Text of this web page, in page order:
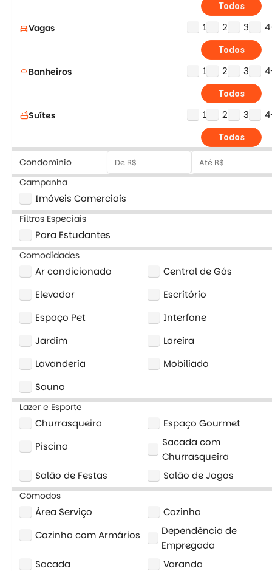
Todos
directions_carVagas 1 2 3
Todos
shower Banheiros 1 2 3
Todos
bathtubSuítes 1 2 3
Todos
Condomínio
Campanha
Imóveis Comerciais
Filtros Especiais
Para Estudantes
Comodidades
Ar condicionado
Central de Gás
Elevador
Escritório
Espaço Pet
Interfone
Jardim
Lareira
Lavanderia
Mobiliado
Sauna
Lazer e Esporte
Churrasqueira
Espaço Gourmet
Piscina
Sacada com
Churrasqueira
Salão de Festas
Salão de Jogos
Cômodos
Área Serviço
Cozinha
Cozinha com Armários
Dependência de
Empregada
Sacada
Varanda